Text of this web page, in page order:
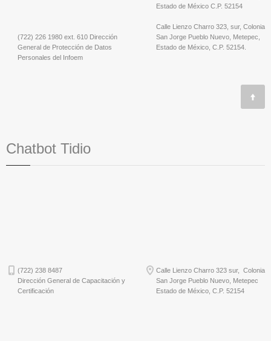
(722) 226 1980 ext. 610 Dirección
General de Protección de Datos
Personales del Infoem
Estado de México C.P. 52154
Calle Lienzo Charro 323, sur, Colonia
San Jorge Pueblo Nuevo, Metepec,
Estado de México, C.P. 52154.
Chatbot Tidio
(722) 238 8487
Dirección General de Capacitación y
Certificación
Calle Lienzo Charro 323 sur, Colonia
San Jorge Pueblo Nuevo, Metepec
Estado de México, C.P. 52154